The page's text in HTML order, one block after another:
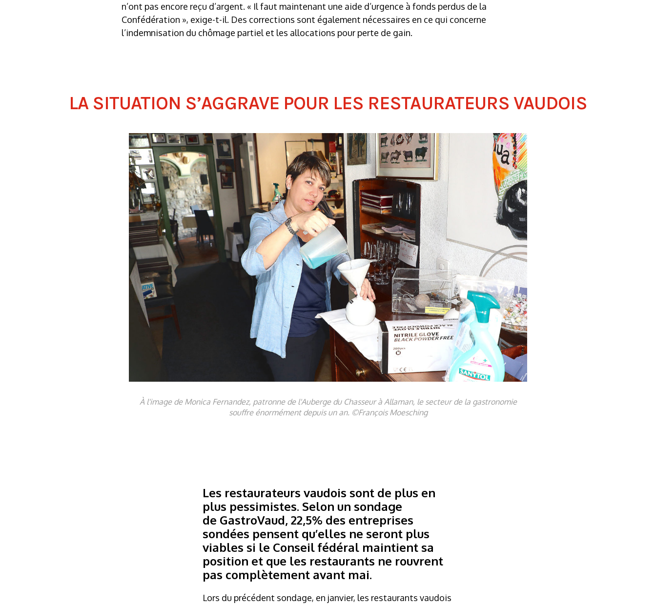
n’ont pas encore reçu d’argent. « Il faut maintenant une aide d’urgence à fonds perdus de la
Confédération », exige-t-il. Des corrections sont également nécessaires en ce qui concerne
l’indemnisation du chômage partiel et les allocations pour perte de gain.
LA SITUATION S’AGGRAVE POUR LES RESTAURATEURS VAUDOIS
À l'image de Monica Fernandez, patronne de l'Auberge du Chasseur à Allaman, le secteur de la gastronomie
souffre énormément depuis un an. ©François Moesching
Les restaurateurs vaudois sont de plus en
plus pessimistes. Selon un sondage
de GastroVaud, 22,5% des entreprises
sondées pensent qu’elles ne seront plus
viables si le Conseil fédéral maintient sa
position et que les restaurants ne rouvrent
pas complètement avant mai.
Lors du précédent sondage, en janvier, les restaurants vaudois